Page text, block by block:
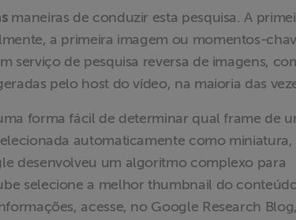
maneiras de conduzir esta pesquisa. A
a primeira imagem ou momentos-
serviço de pesquisa reversa de imagens,
pelo host do vídeo, na maioria das
forma fácil de determinar qual frame de
automaticamente como miniatura,
desenvolveu um algoritmo complexo para
selecione a melhor thumbnail do
acesse, no Google Research